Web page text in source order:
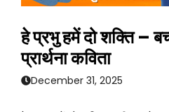
हे प्रभु हमें दो शक्ति –
प्रार्थना कविता
December 31, 2025